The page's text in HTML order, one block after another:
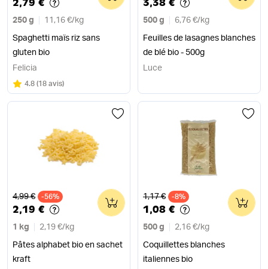
2,79 €
250 g 11,16 €/ kg
Spaghetti maïs riz sans
gluten bio
Felicia
Note
4.8 sur 5
(18 avis)
3,38 €
500 g 6,76 €/ kg
Feuilles de lasagnes blanches
de blé bio - 500g
Luce
Ancien prix
4,99 € -56%
2,19 €
1 kg 2,19 €/ kg
Pâtes alphabet bio en sachet
kraft
0 Ancien prix
1,17 € -8%
1,08 €
500 g 2,16 €/ kg
Coquillettes blanches
italiennes bio
0